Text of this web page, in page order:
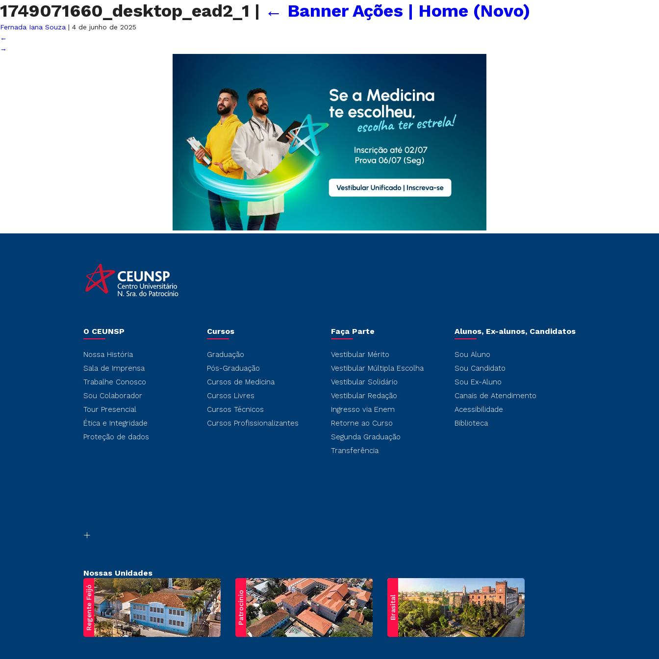
1749071660_desktop_ead2_1 | ← Banner Ações | Home (Novo)
Fernada Iana Souza | 4 de junho de 2025
←
→
O CEUNSP
Nossa História
Sala de Imprensa
Trabalhe Conosco
Sou Colaborador
Tour Presencial
Ética e Integridade
Proteção de dados
Cursos
Graduação
Pós-Graduação
Cursos de Medicina
Cursos Livres
Cursos Técnicos
Cursos Profissionalizantes
Faça Parte
Vestibular Mérito
Vestibular Múltipla Escolha
Vestibular Solidário
Vestibular Redação
Ingresso via Enem
Retorne ao Curso
Segunda Graduação
Transferência
Alunos, Ex-alunos, Candidatos
Sou Aluno
Sou Candidato
Sou Ex-Aluno
Canais de Atendimento
Acessibilidade
Biblioteca
Nossas Unidades
Regente Feijó Patrocínio Brasital